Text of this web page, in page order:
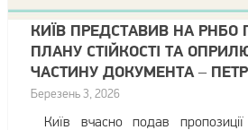
КИЇВ ПРЕДСТАВИВ НА РНБО
ПЛАНУ СТІЙКОСТІ ТА
ЧАСТИНУ ДОКУМЕНТА –
Березень 3, 2026
Київ вчасно подав